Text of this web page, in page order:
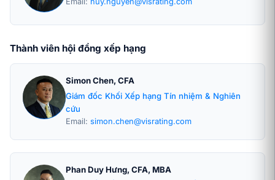
Thành viên hội đồng xếp hạng
Simon Chen, CFA
Giám đốc Khối Xếp hạng Tín nhiệm & Nghiên
cứu
Email: simon.chen@visrating.com
Phan Duy Hưng, CFA, MBA